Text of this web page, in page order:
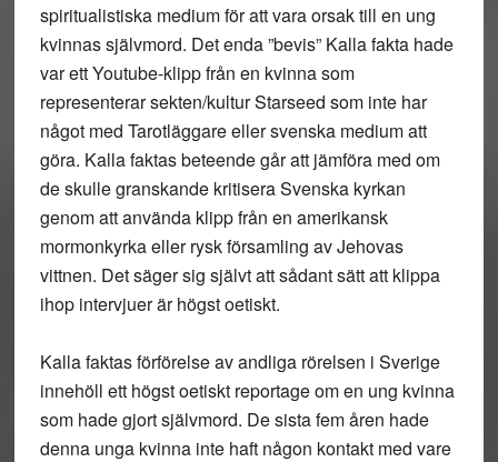
spiritualistiska medium för att vara orsak till en ung
kvinnas självmord. Det enda ”bevis” Kalla fakta hade
var ett Youtube-klipp från en kvinna som
representerar sekten/kultur Starseed som inte har
något med Tarotläggare eller svenska medium att
göra. Kalla faktas beteende går att jämföra med om
de skulle granskande kritisera Svenska kyrkan
genom att använda klipp från en amerikansk
mormonkyrka eller rysk församling av Jehovas
vittnen. Det säger sig självt att sådant sätt att klippa
ihop intervjuer är högst oetiskt.
Kalla faktas förförelse av andliga rörelsen i Sverige
innehöll ett högst oetiskt reportage om en ung kvinna
som hade gjort självmord. De sista fem åren hade
denna unga kvinna inte haft någon kontakt med vare